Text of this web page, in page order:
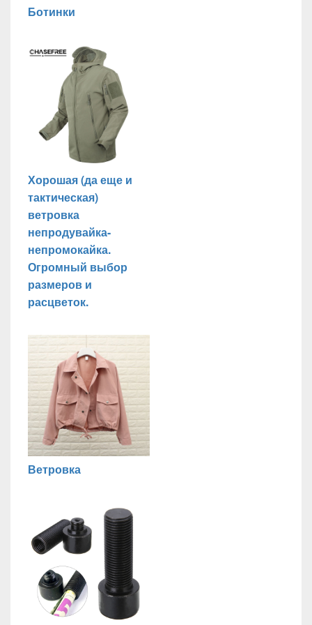
Ботинки
Хорошая (да еще и
тактическая)
ветровка
непродувайка-
непромокайка.
Огромный выбор
размеров и
расцветок.
Ветровка